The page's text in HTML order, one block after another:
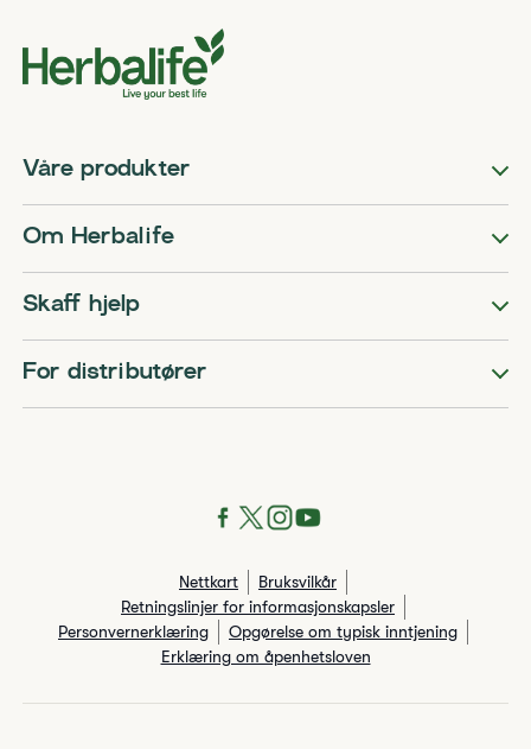
Våre produkter
Om Herbalife
Skaff hjelp
For distributører
Nettkart
Bruksvilkår
Retningslinjer for informasjonskapsler
Personvernerklæring
Opgørelse om typisk inntjening
Erklæring om åpenhetsloven